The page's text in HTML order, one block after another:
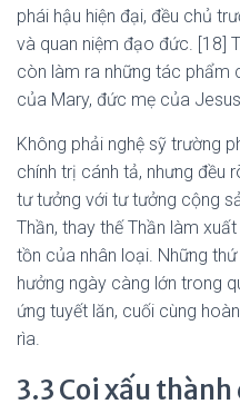
phái hậu hiện đại, đều chủ
và quan niệm đạo đức. [18]
còn làm ra những tác phẩm
của Mary, đức mẹ của
Không phải nghệ sỹ trường
chính trị cánh tả, nhưng đều
tư tưởng với tư tưởng cộng
Thần, thay thế Thần làm
tồn của nhân loại. Những
hưởng ngày càng lớn trong
ứng tuyết lăn, cuối cùng
rìa.
3.3 Coi xấu